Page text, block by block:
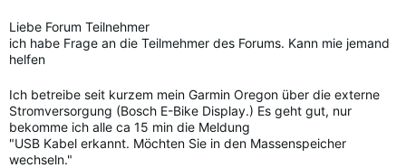
Liebe Forum Teilnehmer
ich habe Frage an die Teilmehmer des Forums. Kann mie jemand
helfen
Ich betreibe seit kurzem mein Garmin Oregon über die externe
Stromversorgung (Bosch E-Bike Display.) Es geht gut, nur
bekomme ich alle ca 15 min die Meldung
"USB Kabel erkannt. Möchten Sie in den Massenspeicher
wechseln."